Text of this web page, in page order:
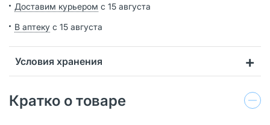
Доставим курьером с 15 августа
В аптеку с 15 августа
Условия хранения
Кратко о товаре